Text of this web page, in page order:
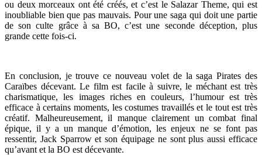
ou deux morceaux ont été créés, et c’est le Salazar Theme, qui est
inoubliable bien que pas mauvais. Pour une saga qui doit une partie
de son culte grâce à sa BO, c’est une seconde déception, plus
grande cette fois-ci.
En conclusion, je trouve ce nouveau volet de la saga Pirates des
Caraïbes décevant. Le film est facile à suivre, le méchant est très
charismatique, les images riches en couleurs, l’humour est très
efficace à certains moments, les costumes travaillés et le tout est très
créatif. Malheureusement, il manque clairement un combat final
épique, il y a un manque d’émotion, les enjeux ne se font pas
ressentir, Jack Sparrow et son équipage ne sont plus aussi efficace
qu’avant et la BO est décevante.